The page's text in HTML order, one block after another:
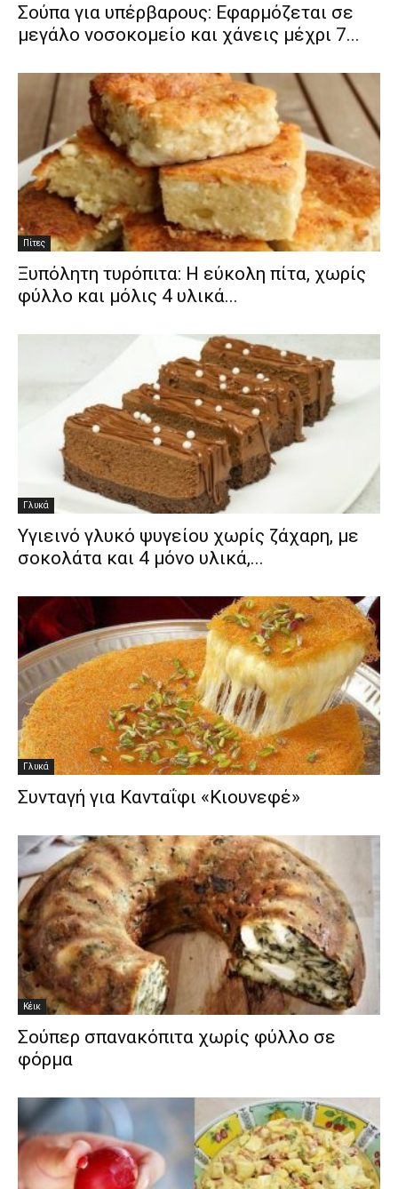
Σούπα για υπέρβαρους: Εφαρμόζεται σε
μεγάλο νοσοκομείο και χάνεις μέχρι 7...
Πίτες
Ξυπόλητη τυρόπιτα: Η εύκολη πίτα, χωρίς
φύλλο και μόλις 4 υλικά...
Γλυκά
Υγιεινό γλυκό ψυγείου χωρίς ζάχαρη, με
σοκολάτα και 4 μόνο υλικά,...
Γλυκά
Συνταγή για Κανταΐφι «Κιουνεφέ»
Κέικ
Σούπερ σπανακόπιτα χωρίς φύλλο σε
φόρμα